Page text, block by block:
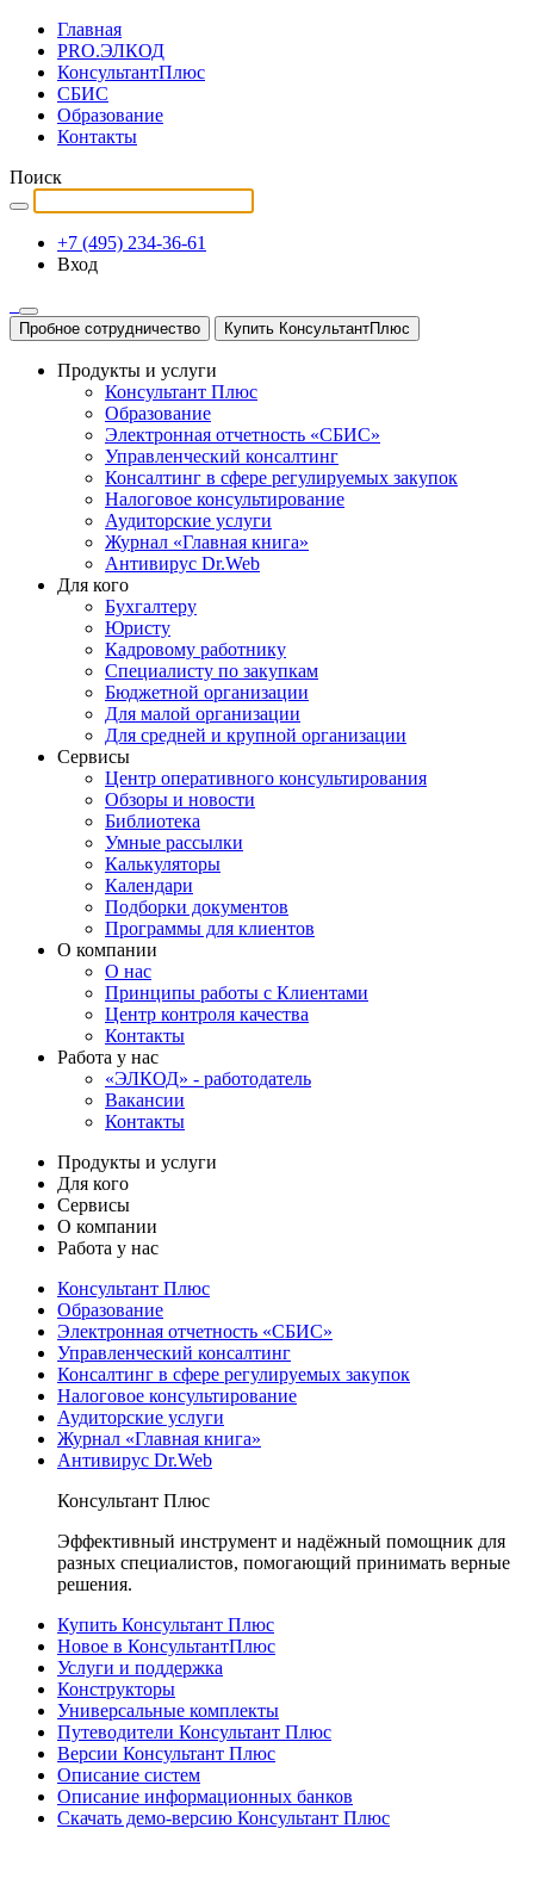
Главная
PRO.ЭЛКОД
КонсультантПлюс
СБИС
Образование
Контакты
Поиск
+7 (495) 234-36-61
Вход
Пробное сотрудничество Купить КонсультантПлюс
Продукты и услуги
Консультант Плюс
Образование
Электронная отчетность «СБИС»
Управленческий консалтинг
Консалтинг в сфере регулируемых закупок
Налоговое консультирование
Аудиторские услуги
Журнал «Главная книга»
Антивирус Dr.Web
Для кого
Бухгалтеру
Юристу
Кадровому работнику
Специалисту по закупкам
Бюджетной организации
Для малой организации
Для средней и крупной организации
Сервисы
Центр оперативного консультирования
Обзоры и новости
Библиотека
Умные рассылки
Калькуляторы
Календари
Подборки документов
Программы для клиентов
О компании
О нас
Принципы работы с Клиентами
Центр контроля качества
Контакты
Работа у нас
«ЭЛКОД» - работодатель
Вакансии
Контакты
Продукты и услуги
Для кого
Сервисы
О компании
Работа у нас
Консультант Плюс
Образование
Электронная отчетность «СБИС»
Управленческий консалтинг
Консалтинг в сфере регулируемых закупок
Налоговое консультирование
Аудиторские услуги
Журнал «Главная книга»
Антивирус Dr.Web
Консультант Плюс
Эффективный инструмент и надёжный помощник для
разных специалистов, помогающий принимать верные
решения.
Купить Консультант Плюс
Новое в КонсультантПлюс
Услуги и поддержка
Конструкторы
Универсальные комплекты
Путеводители Консультант Плюс
Версии Консультант Плюс
Описание систем
Описание информационных банков
Скачать демо-версию Консультант Плюс